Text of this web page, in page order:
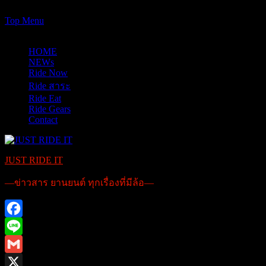
Skip
Top Menu
HOME
NEWs
Ride Now
Ride สาระ
Ride Eat
Ride Gears
Contact
JUST RIDE IT
—ข่าวสาร ยานยนต์ ทุกเรื่องที่มีล้อ—
Facebook
Line
Gmail